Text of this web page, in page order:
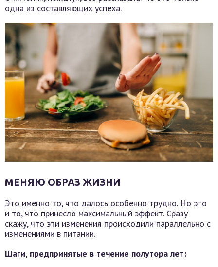
одна из составляющих успеха.
МЕНЯЮ ОБРАЗ ЖИЗНИ
Это именно то, что далось особенно трудно. Но это
и то, что принесло максимальный эффект. Сразу
скажу, что эти изменения происходили параллельно с
изменениями в питании.
Шаги, предпринятые в течение полутора лет: